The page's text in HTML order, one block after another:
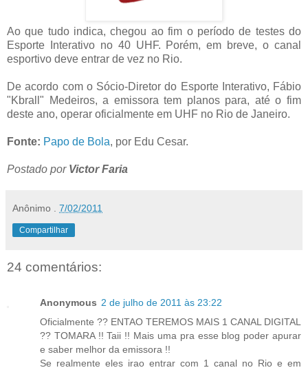
Ao que tudo indica, chegou ao fim o período de testes do
Esporte Interativo no 40 UHF. Porém, em breve, o canal
esportivo deve entrar de vez no Rio.
De acordo com o Sócio-Diretor do Esporte Interativo, Fábio
"Kbrall" Medeiros, a emissora tem planos para, até o fim
deste ano, operar oficialmente em UHF no Rio de Janeiro.
Fonte: Papo de Bola, por Edu Cesar.
Postado por Victor Faria
Anônimo 7/02/2011
Compartilhar
24 comentários:
Anonymous 2 de julho de 2011 às 23:22
Oficialmente ?? ENTAO TEREMOS MAIS 1 CANAL DIGITAL
?? TOMARA !! Taii !! Mais uma pra esse blog poder apurar
e saber melhor da emissora !!
Se realmente eles irao entrar com 1 canal no Rio e em